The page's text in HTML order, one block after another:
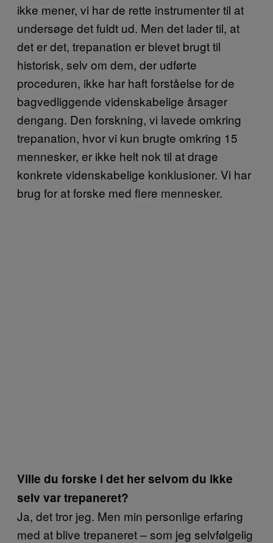
ikke mener, vi har de rette instrumenter til at
undersøge det fuldt ud. Men det lader til, at
det er det, trepanation er blevet brugt til
historisk, selv om dem, der udførte
proceduren, ikke har haft forståelse for de
bagvedliggende videnskabelige årsager
dengang. Den forskning, vi lavede omkring
trepanation, hvor vi kun brugte omkring 15
mennesker, er ikke helt nok til at drage
konkrete videnskabelige konklusioner. Vi har
brug for at forske med flere mennesker.
Ville du forske i det her selvom du ikke
selv var trepaneret?
Ja, det tror jeg. Men min personlige erfaring
med at blive trepaneret – som jeg selvfølgelig